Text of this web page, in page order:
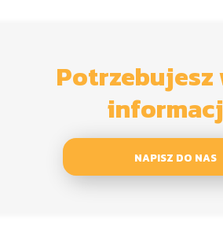
Potrzebujesz
NAPISZ DO NAS